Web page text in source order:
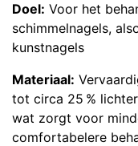
Doel: Voor het
schimmelnagels,
kunstnagels
Materiaal:
tot circa 25 %
wat zorgt voor
comfortabelere